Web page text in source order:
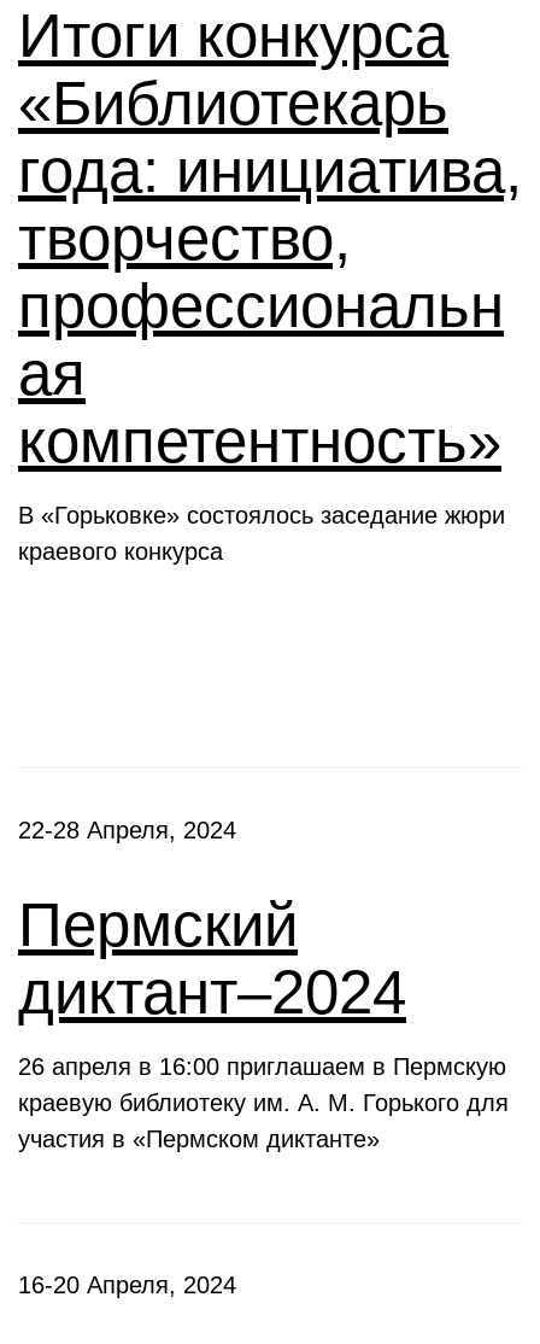
Итоги конкурса
«Библиотекарь
года: инициатива,
творчество,
профессиональн
ая
компетентность»
В «Горьковке» состоялось заседание жюри
краевого конкурса
22-28 Апреля, 2024
Пермский
диктант–2024
26 апреля в 16:00 приглашаем в Пермскую
краевую библиотеку им. А. М. Горького для
участия в «Пермском диктанте»
16-20 Апреля, 2024